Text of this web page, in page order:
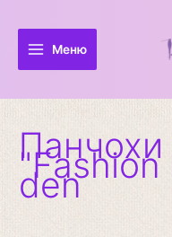
вмісту
Меню
den